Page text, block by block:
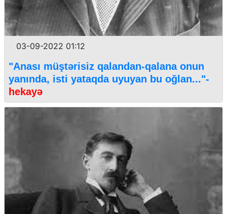
03-09-2022 01:12
"Anası müştərisiz qalandan-qalana onun
yanında, isti yataqda uyuyan bu oğlan..."-
hekayə